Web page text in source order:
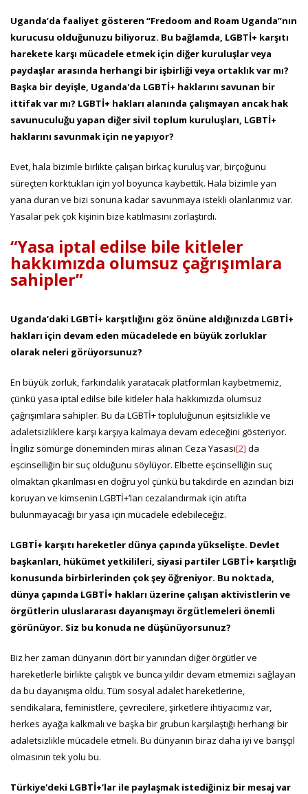
Uganda’da faaliyet gösteren “Fredoom and Roam Uganda”nın
kurucusu olduğunuzu biliyoruz. Bu bağlamda, LGBTİ+ karşıtı
harekete karşı mücadele etmek için diğer kuruluşlar veya
paydaşlar arasında herhangi bir işbirliği veya ortaklık var mı?
Başka bir deyişle, Uganda'da LGBTİ+ haklarını savunan bir
ittifak var mı? LGBTİ+ hakları alanında çalışmayan ancak hak
savunuculuğu yapan diğer sivil toplum kuruluşları, LGBTİ+
haklarını savunmak için ne yapıyor?
Evet, hala bizimle birlikte çalışan birkaç kuruluş var, birçoğunu
süreçten korktukları için yol boyunca kaybettik. Hala bizimle yan
yana duran ve bizi sonuna kadar savunmaya istekli olanlarımız var.
Yasalar pek çok kişinin bize katılmasını zorlaştırdı.
“Yasa iptal edilse bile kitleler
hakkımızda olumsuz çağrışımlara
sahipler”
Uganda’daki LGBTİ+ karşıtlığını göz önüne aldığınızda LGBTİ+
hakları için devam eden mücadelede en büyük zorluklar
olarak neleri görüyorsunuz?
En büyük zorluk, farkındalık yaratacak platformları kaybetmemiz,
çünkü yasa iptal edilse bile kitleler hala hakkımızda olumsuz
çağrışımlara sahipler. Bu da LGBTİ+ topluluğunun eşitsizlikle ve
adaletsizliklere karşı karşıya kalmaya devam edeceğini gösteriyor.
İngiliz sömürge döneminden miras alınan Ceza Yasası[2] da
eşcinselliğin bir suç olduğunu söylüyor. Elbette eşcinselliğin suç
olmaktan çıkarılması en doğru yol çünkü bu takdirde en azından bizi
koruyan ve kimsenin LGBTİ+’ları cezalandırmak için atıfta
bulunmayacağı bir yasa için mücadele edebileceğiz.
LGBTİ+ karşıtı hareketler dünya çapında yükselişte. Devlet
başkanları, hükümet yetkilileri, siyasi partiler LGBTİ+ karşıtlığı
konusunda birbirlerinden çok şey öğreniyor. Bu noktada,
dünya çapında LGBTİ+ hakları üzerine çalışan aktivistlerin ve
örgütlerin uluslararası dayanışmayı örgütlemeleri önemli
görünüyor. Siz bu konuda ne düşünüyorsunuz?
Biz her zaman dünyanın dört bir yanından diğer örgütler ve
hareketlerle birlikte çalıştık ve bunca yıldır devam etmemizi sağlayan
da bu dayanışma oldu. Tüm sosyal adalet hareketlerine,
sendikalara, feministlere, çevrecilere, şirketlere ihtiyacımız var,
herkes ayağa kalkmalı ve başka bir grubun karşılaştığı herhangi bir
adaletsizlikle mücadele etmeli. Bu dünyanın biraz daha iyi ve barışçıl
olmasının tek yolu bu.
Türkiye'deki LGBTİ+’lar ile paylaşmak istediğiniz bir mesaj var